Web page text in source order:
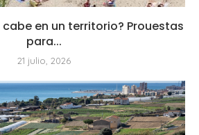
en un territorio? Prouestas
para...
21 julio, 2026